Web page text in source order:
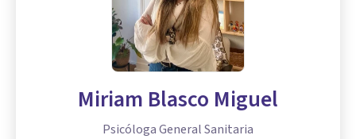
Miriam Blasco Miguel
Psicóloga General Sanitaria